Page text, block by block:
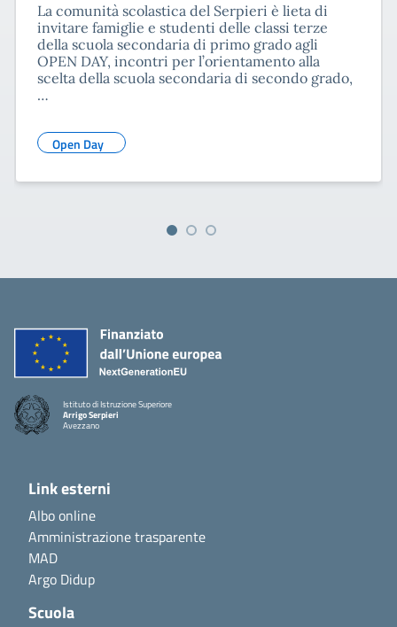
La comunità scolastica del Serpieri è lieta di
invitare famiglie e studenti delle classi terze
della scuola secondaria di primo grado agli
OPEN DAY, incontri per l’orientamento alla
scelta della scuola secondaria di secondo grado,
…
Open Day
Istituto di Istruzione Superiore
Arrigo Serpieri
Avezzano
Link esterni
Albo online
Amministrazione trasparente
MAD
Argo Didup
Scuola